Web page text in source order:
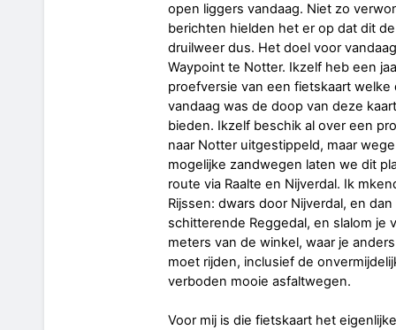
open liggers vandaag. Niet zo
berichten hielden het er op dat dit
druilweer dus. Het doel voor
Waypoint te Notter. Ikzelf heb een
proefversie van een fietskaart
vandaag was de doop van deze
bieden. Ikzelf beschik al over een
naar Notter uitgestippeld, maar
mogelijke zandwegen laten we dit
route via Raalte en Nijverdal. Ik
Rijssen: dwars door Nijverdal, en
schitterende Reggedal, en slalom je
meters van de winkel, waar je
moet rijden, inclusief de
verboden mooie asfaltwegen.
Voor mij is die fietskaart het